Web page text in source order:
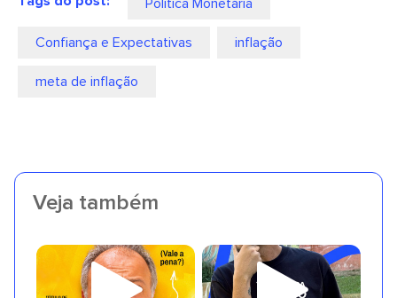
Política Monetária
Confiança e Expectativas inflação
meta de inflação
Veja também